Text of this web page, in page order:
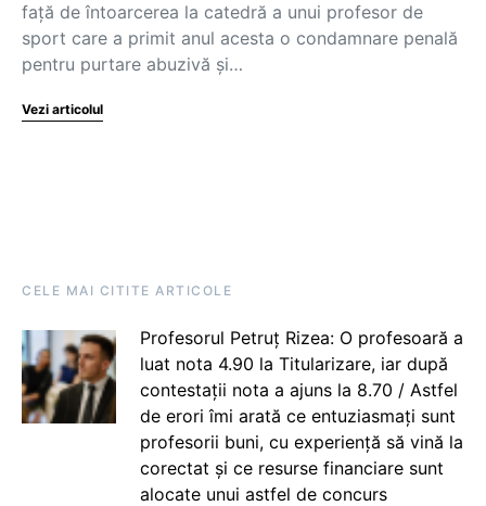
față de întoarcerea la catedră a unui profesor de
sport care a primit anul acesta o condamnare penală
pentru purtare abuzivă şi…
Vezi articolul
CELE MAI CITITE ARTICOLE
Profesorul Petruț Rizea: O profesoară a
luat nota 4.90 la Titularizare, iar după
contestații nota a ajuns la 8.70 / Astfel
de erori îmi arată ce entuziasmați sunt
profesorii buni, cu experiență să vină la
corectat și ce resurse financiare sunt
alocate unui astfel de concurs